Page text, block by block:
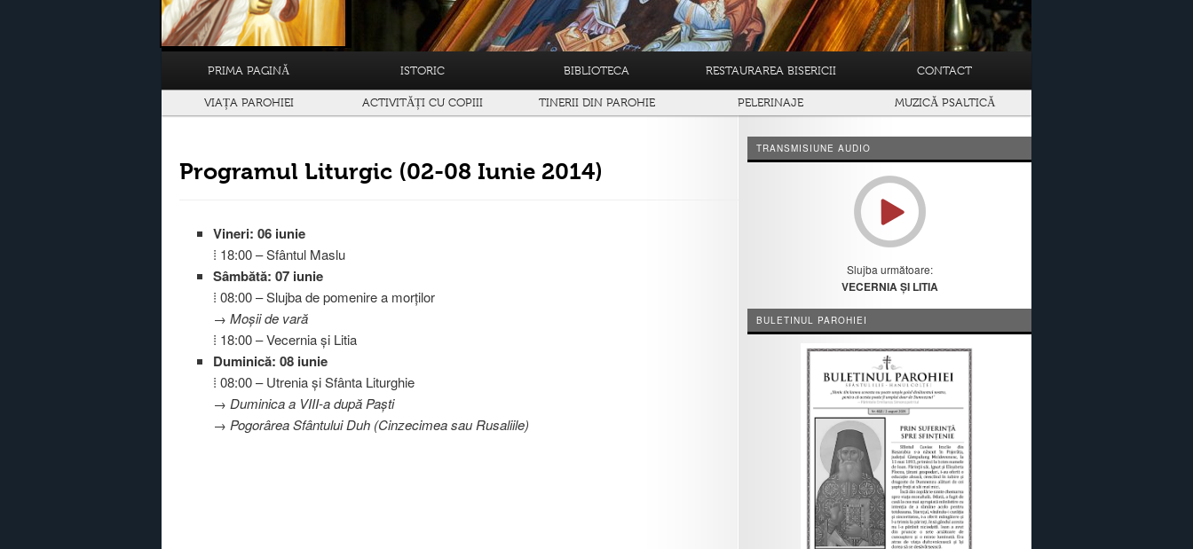
PRIMA PAGINĂ ISTORIC BIBLIOTECA RESTAURAREA BISERICII CONTACT
VIAȚA PAROHIEI ACTIVITĂȚI CU COPIII TINERII DIN PAROHIE PELERINAJE MUZICĂ PSALTICĂ
Programul Liturgic (02-08 Iunie 2014)
Vineri: 06 iunie
⁞ 18:00 – Sfântul Maslu
Sâmbătă: 07 iunie
⁞ 08:00 – Slujba de pomenire a morților
→ Moșii de vară
⁞ 18:00 – Vecernia și Litia
Duminică: 08 iunie
⁞ 08:00 – Utrenia și Sfânta Liturghie
→ Duminica a VIII-a după Paști
→ Pogorârea Sfântului Duh (Cinzecimea sau Rusaliile)
TRANSMISIUNE AUDIO
Slujba următoare:
VECERNIA ȘI LITIA
BULETINUL PAROHIEI